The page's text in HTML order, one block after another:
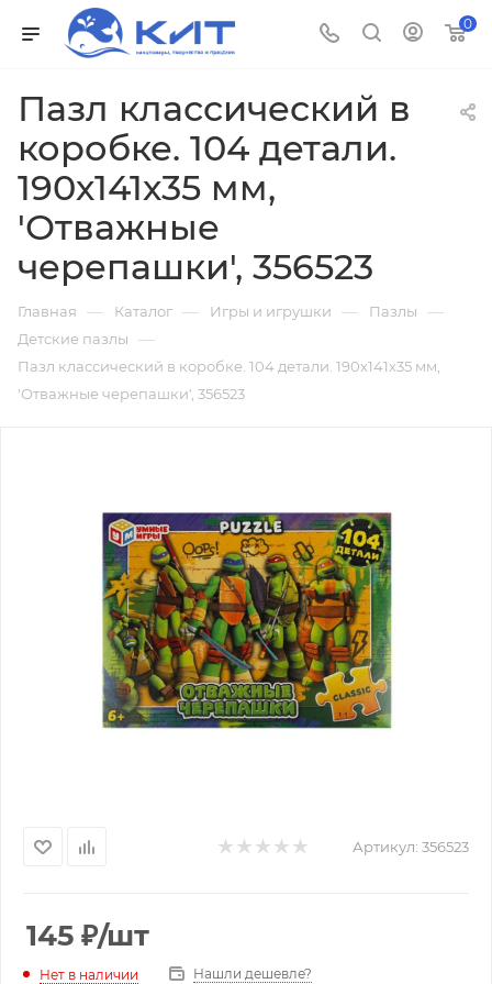
0
Пазл классический в
коробке. 104 детали.
190х141х35 мм,
'Отважные
черепашки', 356523
Главная — Каталог — Игры и игрушки — Пазлы —
Детские пазлы —
Пазл классический в коробке. 104 детали. 190х141х35 мм,
'Отважные черепашки', 356523
Артикул: 356523
145 ₽/шт
Нет в наличии Нашли дешевле?